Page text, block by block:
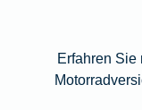
Erfahren Sie